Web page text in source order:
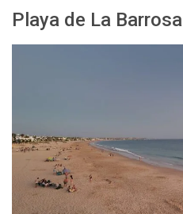
Playa de La Barrosa